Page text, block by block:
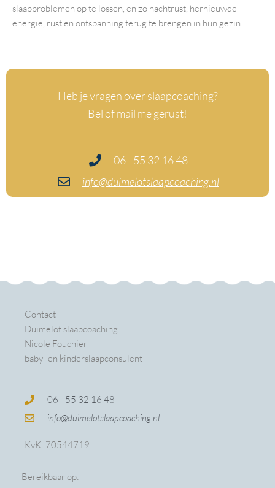
slaapproblemen op te lossen, en zo nachtrust, hernieuwde
energie, rust en ontspanning terug te brengen in hun gezin.
Heb je vragen over slaapcoaching?
Bel of mail me gerust!
06 - 55 32 16 48
info@duimelotslaapcoaching.nl
Contact
Duimelot slaapcoaching
Nicole Fouchier
baby- en kinderslaapconsulent
06 - 55 32 16 48
info@duimelotslaapcoaching.nl
KvK: 70544719
Bereikbaar op: